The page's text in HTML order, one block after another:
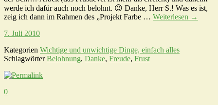
werde ich dafür auch noch belohnt. 😉 Danke, Herr S.! Was es ist,
zeig ich dann im Rahmen des „Projekt Farbe … Weiterlesen →
7. Juli 2010
Kategorien Wichtige und unwichtige Dinge, einfach alles
SchlagwörterBelohnung, Danke, Freude, Frust
0